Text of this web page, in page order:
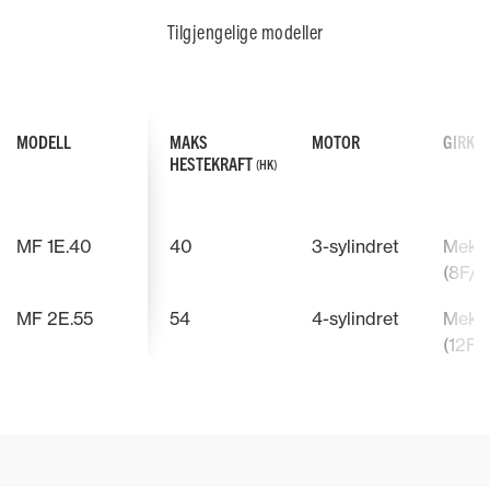
Tilgjengelige modeller
MAKS
HESTEKRAFT (HK)
MOTOR
40 3-sylindret
(8F/
54 4-sylindret
(12F/
MODELL
MF 1E.40
MF 2E.55